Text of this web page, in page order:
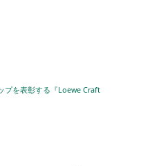
プを表彰する『Loewe Craft